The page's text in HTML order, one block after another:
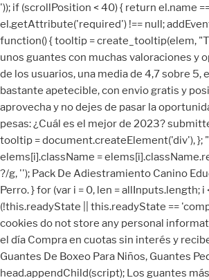
')); if (scrollPosition < 40) { return el.name ==
el.getAttribute('required') !== null;
function() { tooltip = create_tooltip(elem,
unos guantes con muchas valoraciones y
de los usuarios, una media de 4,7 sobre 5,
bastante apetecible, con envio gratis y
aprovecha y no dejes de pasar la
pesas: ¿Cuál es el mejor de 2023?
tooltip = document.createElement('div'), };
elems[i].className =
?/g, ''); Pack De Adiestramiento Canino
Perro. } for (var i = 0, len = allInputs.length; i
(!this.readyState || this.readyState ==
cookies do not store any personal
el día Compra en cuotas sin interés y
Guantes De Boxeo Para Niños, Guantes
head.appendChild(script); Los guantes